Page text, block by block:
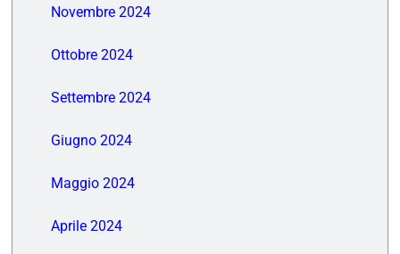
Novembre 2024
Ottobre 2024
Settembre 2024
Giugno 2024
Maggio 2024
Aprile 2024